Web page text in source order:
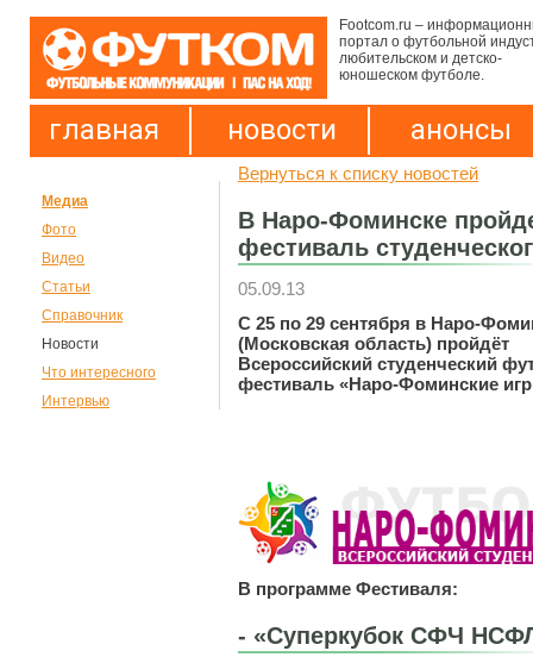
Footcom.ru –
портал о футбольной
любительском и детско-
юношеском футболе.
главная новости анонсы
Медиа
Фото
Видео
Статьи
Справочник
Новости
Что интересного
Интервью
Вернуться к списку новостей
В Наро-Фоминске
фестиваль
05.09.13
С 25 по 29 сентября в Наро-
(Московская область) пройдёт
Всероссийский студенческий
фестиваль «Наро-Фоминские
В программе Фестиваля:
- «Суперкубок СФЧ